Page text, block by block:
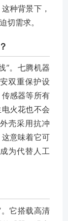
种背景下，
切需求。
”。七腾机器
双重保护设
感器等所有
火花也不会
壳采用抗冲
意味着它可
为代替人工
它搭载高清